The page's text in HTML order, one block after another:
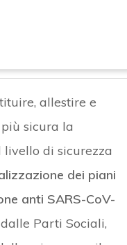
allestire e
sicura la
di sicurezza
dei piani
anti SARS-CoV-
Parti Sociali,